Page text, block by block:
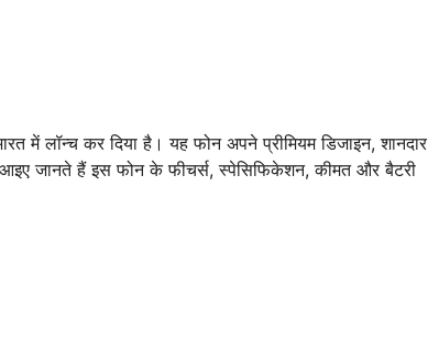
में लॉन्च कर दिया है। यह फोन अपने प्रीमियम डिजाइन, शानदार
जानते हैं इस फोन के फीचर्स, स्पेसिफिकेशन, कीमत और बैटरी